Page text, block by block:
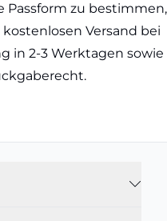
Passform zu bestimmen,
Versand bei
in 2-3 Werktagen sowie